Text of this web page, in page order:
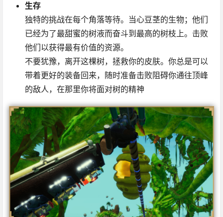
生存
独特的挑战在每个角落等待。当心豆茎的生物；他们
已经为了最甜蜜的树液而奋斗到最高的树枝上。击败
他们以获得最有价值的资源。
不要犹豫，离开这棵树，拯救你的皮肤。你总是可以
带着更好的装备回来，随时准备击败阻碍你通往顶峰
的敌人，在那里你将面对树的精神